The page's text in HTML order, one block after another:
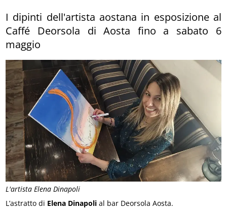
L'artista Elena Dinapoli
I dipinti dell'artista aostana in esposizione al
Caffé Deorsola di Aosta fino a sabato 6
maggio
L’astratto di Elena Dinapoli al bar Deorsola Aosta.